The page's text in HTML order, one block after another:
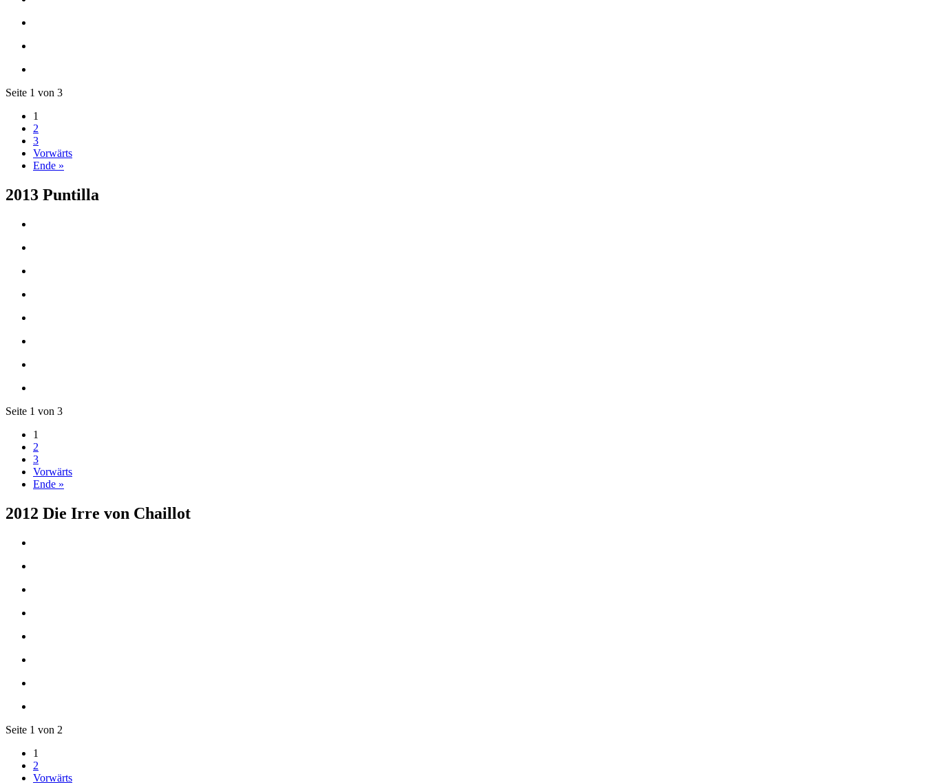
Seite 1 von 3
1
2
3
Vorwärts
Ende »
2013 Puntilla
Seite 1 von 3
1
2
3
Vorwärts
Ende »
2012 Die Irre von Chaillot
Seite 1 von 2
1
2
Vorwärts